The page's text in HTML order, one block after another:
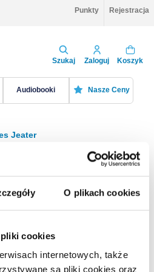
O plikach cookies
cookies
internetowych, także
są pliki cookies oraz
Punkty Rejestracja
Szukaj Zaloguj Koszyk
Audiobooki Nasze Ceny
Jeater
Sortuj
Na stronie